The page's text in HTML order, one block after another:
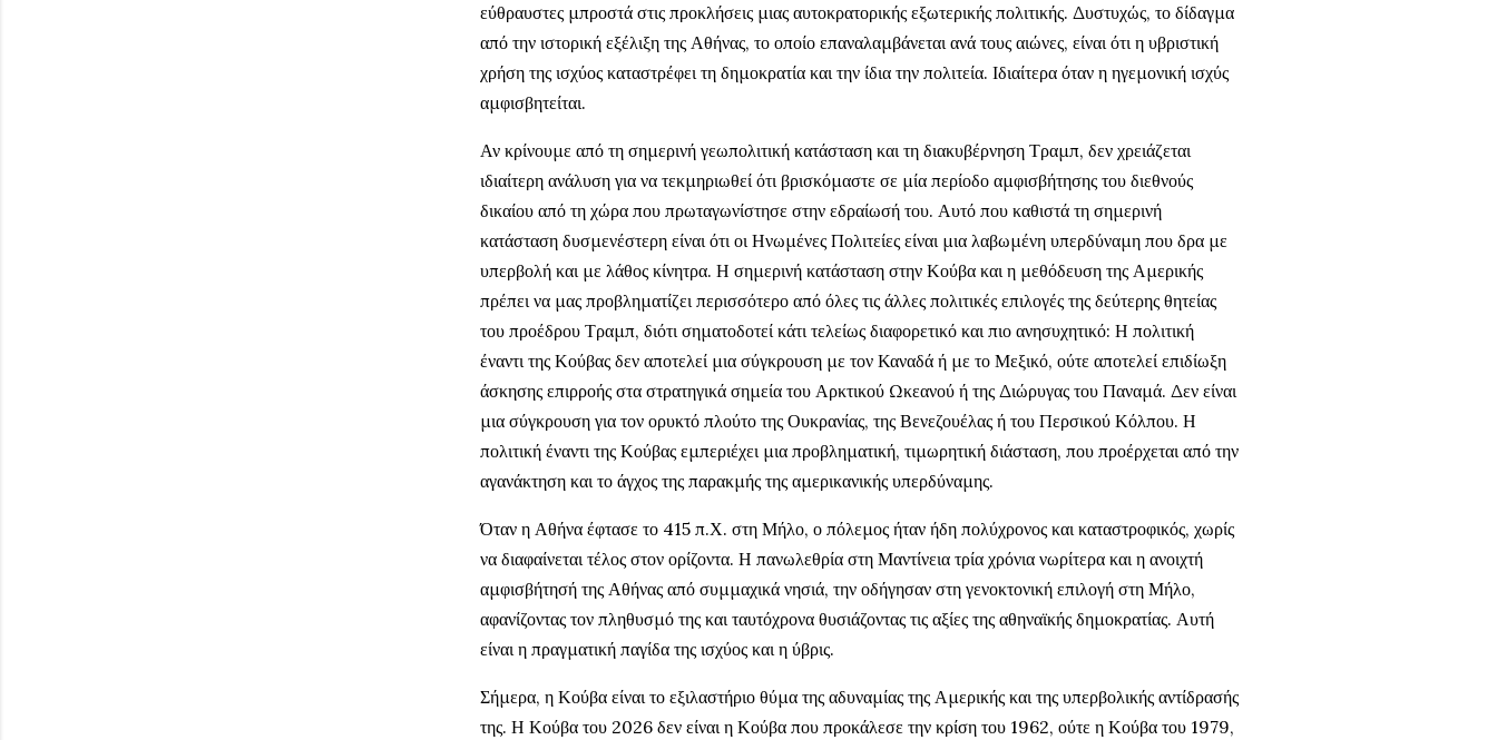
εύθραυστες μπροστά στις προκλήσεις μιας αυτοκρατορικής εξωτερικής πολιτικής. Δυστυχώς, το δίδαγμα
από την ιστορική εξέλιξη της Αθήνας, το οποίο επαναλαμβάνεται ανά τους αιώνες, είναι ότι η υβριστική
χρήση της ισχύος καταστρέφει τη δημοκρατία και την ίδια την πολιτεία. Ιδιαίτερα όταν η ηγεμονική ισχύς
αμφισβητείται.
Αν κρίνουμε από τη σημερινή γεωπολιτική κατάσταση και τη διακυβέρνηση Τραμπ, δεν χρειάζεται
ιδιαίτερη ανάλυση για να τεκμηριωθεί ότι βρισκόμαστε σε μία περίοδο αμφισβήτησης του διεθνούς
δικαίου από τη χώρα που πρωταγωνίστησε στην εδραίωσή του. Αυτό που καθιστά τη σημερινή
κατάσταση δυσμενέστερη είναι ότι οι Ηνωμένες Πολιτείες είναι μια λαβωμένη υπερδύναμη που δρα με
υπερβολή και με λάθος κίνητρα. Η σημερινή κατάσταση στην Κούβα και η μεθόδευση της Αμερικής
πρέπει να μας προβληματίζει περισσότερο από όλες τις άλλες πολιτικές επιλογές της δεύτερης θητείας
του προέδρου Τραμπ, διότι σηματοδοτεί κάτι τελείως διαφορετικό και πιο ανησυχητικό: Η πολιτική
έναντι της Κούβας δεν αποτελεί μια σύγκρουση με τον Καναδά ή με το Μεξικό, ούτε αποτελεί επιδίωξη
άσκησης επιρροής στα στρατηγικά σημεία του Αρκτικού Ωκεανού ή της Διώρυγας του Παναμά. Δεν είναι
μια σύγκρουση για τον ορυκτό πλούτο της Ουκρανίας, της Βενεζουέλας ή του Περσικού Κόλπου. Η
πολιτική έναντι της Κούβας εμπεριέχει μια προβληματική, τιμωρητική διάσταση, που προέρχεται από την
αγανάκτηση και το άγχος της παρακμής της αμερικανικής υπερδύναμης.
Όταν η Αθήνα έφτασε το 415 π.Χ. στη Μήλο, ο πόλεμος ήταν ήδη πολύχρονος και καταστροφικός, χωρίς
να διαφαίνεται τέλος στον ορίζοντα. Η πανωλεθρία στη Μαντίνεια τρία χρόνια νωρίτερα και η ανοιχτή
αμφισβήτησή της Αθήνας από συμμαχικά νησιά, την οδήγησαν στη γενοκτονική επιλογή στη Μήλο,
αφανίζοντας τον πληθυσμό της και ταυτόχρονα θυσιάζοντας τις αξίες της αθηναϊκής δημοκρατίας. Αυτή
είναι η πραγματική παγίδα της ισχύος και η ύβρις.
Σήμερα, η Κούβα είναι το εξιλαστήριο θύμα της αδυναμίας της Αμερικής και της υπερβολικής αντίδρασής
της. Η Κούβα του 2026 δεν είναι η Κούβα που προκάλεσε την κρίση του 1962, ούτε η Κούβα του 1979,